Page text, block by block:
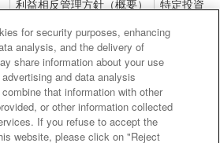
利益相反管理方針（概要）
特定投資
電子決済等代行業者との連携について
グ及びテロ資金供与対策に関するガイド
組み
アクセシビリティについて
・外国銀行代理業務について
金銭債権
について
for security purposes, enhancing
analysis, and the delivery of
share information about your use
and data analysis
that information with other
or other information collected
If you refuse to accept the
website, please click on "Reject